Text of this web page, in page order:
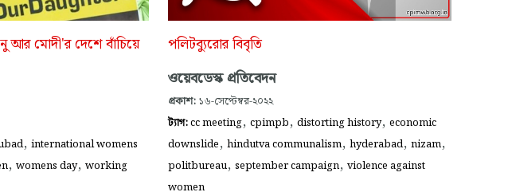
আর মোদী'র দেশে বাঁচিয়ে
, international womens
, womens day, working
পলিটব্যুরোর বিবৃতি
ওয়েবডেস্ক প্রতিবেদন
প্রকাশ: ১৬-সেপ্টেম্বর-২০২২
ট্যাগ:cc meeting, cpimpb, distorting history, economic
downslide, hindutva communalism, hyderabad, nizam,
politbureau, september campaign, violence against
women